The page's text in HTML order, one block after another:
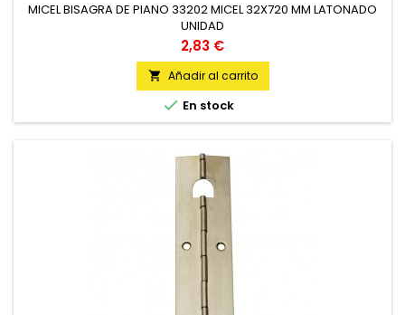
MICEL BISAGRA DE PIANO 33202 MICEL 32X720 MM LATONADO
UNIDAD
Precio
2,83 €
 Añadir al carrito
 En stock